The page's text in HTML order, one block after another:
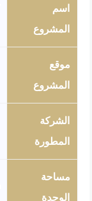
اسم
المشروع
موقع
المشروع
الشركة
المطورة
مساحة
الوحدة